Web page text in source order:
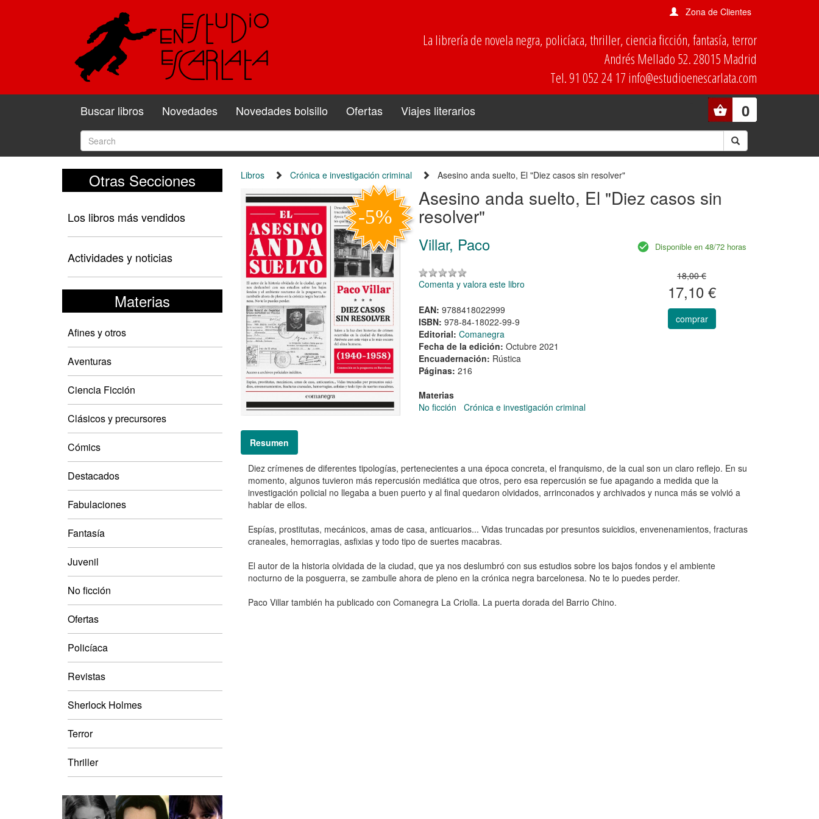
Zona de Clientes
La librería de novela negra, policíaca, thriller, ciencia ficción, fantasía, terror
Andrés Mellado 52. 28015 Madrid
Tel. 91 052 24 17 info@estudioenescarlata.com
0
Buscar libros Novedades Novedades bolsillo Ofertas Viajes literarios
Otras Secciones
Los libros más vendidos
Actividades y noticias
Materias
Afines y otros
Aventuras
Ciencia Ficción
Clásicos y precursores
Cómics
Destacados
Fabulaciones
Fantasía
Juvenil
No ficción
Ofertas
Policíaca
Revistas
Sherlock Holmes
Terror
Thriller
Libros Crónica e investigación criminal Asesino anda suelto, El "Diez casos sin resolver"
Asesino anda suelto, El "Diez casos sin
resolver"
Villar, Paco
Comenta y valora este libro
EAN: 9788418022999
ISBN: 978-84-18022-99-9
Editorial: Comanegra
Fecha de la edición: Octubre 2021
Encuadernación: Rústica
Páginas: 216
Materias
No ficción
Crónica e investigación criminal
Disponible en 48/72 horas
18,00 €
17,10 €
comprar
Resumen
Diez crímenes de diferentes tipologías, pertenecientes a una época concreta, el franquismo, de la cual son un claro reflejo. En su
momento, algunos tuvieron más repercusión mediática que otros, pero esa repercusión se fue apagando a medida que la
investigación policial no llegaba a buen puerto y al final quedaron olvidados, arrinconados y archivados y nunca más se volvió a
hablar de ellos.
Espías, prostitutas, mecánicos, amas de casa, anticuarios... Vidas truncadas por presuntos suicidios, envenenamientos, fracturas
craneales, hemorragias, asfixias y todo tipo de suertes macabras.
El autor de la historia olvidada de la ciudad, que ya nos deslumbró con sus estudios sobre los bajos fondos y el ambiente
nocturno de la posguerra, se zambulle ahora de pleno en la crónica negra barcelonesa. No te lo puedes perder.
Paco Villar también ha publicado con Comanegra La Criolla. La puerta dorada del Barrio Chino.